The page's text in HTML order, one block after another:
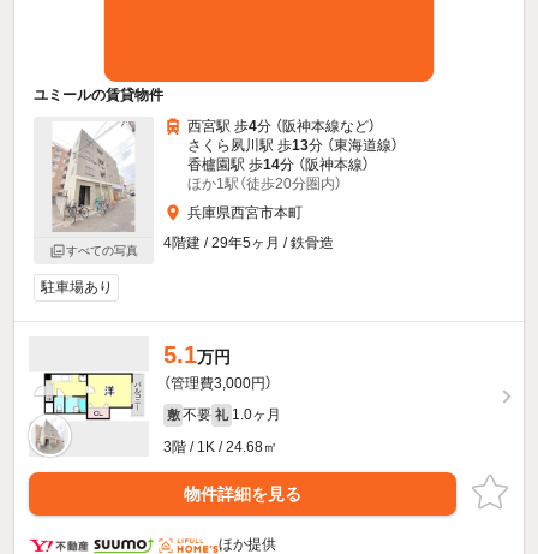
ユミールの賃貸物件
すべての写真
西宮駅 歩4分 （阪神本線など）
さくら夙川駅 歩13分 （東海道線）
香櫨園駅 歩14分 （阪神本線）
ほか1駅（徒歩20分圏内）
兵庫県西宮市本町
4階建 / 29年5ヶ月 / 鉄骨造
駐車場あり
5.1万円
（管理費3,000円）
敷 不要 礼 1.0ヶ月
3階 / 1K / 24.68㎡
物件詳細を見る
ほか提供